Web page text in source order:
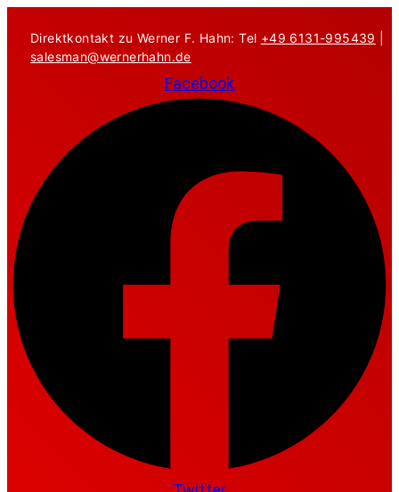
Inhalt
springen
Direktkontakt zu Werner F. Hahn: Tel +49 6131-995439
salesman@wernerhahn.de
Facebook